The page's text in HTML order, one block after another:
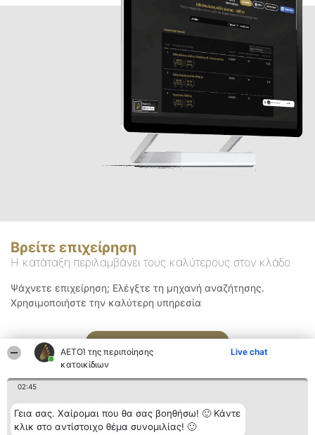
ΑΕΤΟΊ της περιποίησης
κατοικίδιων
Live chat
02:45
Γεια σας. Χαίρομαι που θα σας βοηθήσω! 🙂 Κάντε
κλικ στο αντίστοιχο θέμα συνομιλίας! 🙂
Βρείτε επιχείρηση
Η κατάταξη περιλαμβάνει τους καλύτερους στον κλάδο
Ψάχνετε επιχείρηση; Ελέγξτε τη μηχανή αναζήτησης.
Χρησιμοποιήστε την καλύτερη υπηρεσία
Αναζήτηση